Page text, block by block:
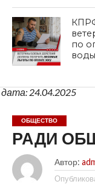
по
дата: 24.04.2025
ОБЩЕСТВО
РАДИ
Автор: